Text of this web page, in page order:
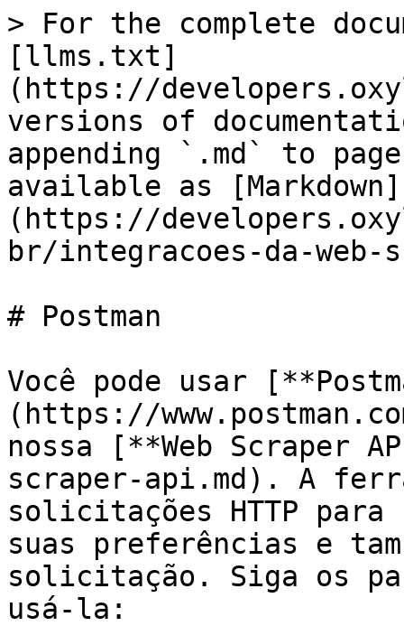
> For the complete
[llms.txt]
(https://
versions of
appending `.md` to
available as [Markdown]
(https://
br/integracoes-da-web-
# Postman
Você pode usar
(https://
nossa [**Web Scraper
scraper-api.md). A
solicitações HTTP para
suas preferências e
solicitação. Siga os
usá-la: